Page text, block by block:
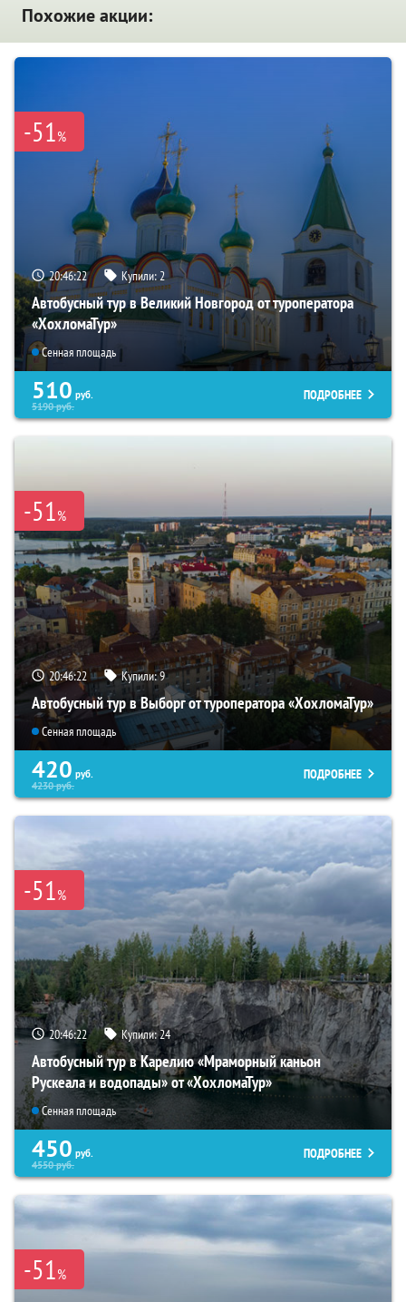
Похожие акции:
-51%
20:46:21 Купили:2
Автобусный тур в Великий Новгород от туроператора
«ХохломаТур»
Сенная площадь
510 руб.
5190руб.
ПОДРОБНЕЕ
-51%
20:46:21 Купили:9
Автобусный тур в Выборг от туроператора «ХохломаТур»
Сенная площадь
420 руб.
4230руб.
ПОДРОБНЕЕ
-51%
20:46:21 Купили:24
Автобусный тур в Карелию «Мраморный каньон
Рускеала и водопады» от «ХохломаТур»
Сенная площадь
450 руб.
4550руб.
ПОДРОБНЕЕ
-51%